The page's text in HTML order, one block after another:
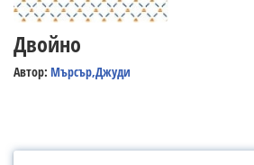
Двойно
Автор: Мърсър,Джуди